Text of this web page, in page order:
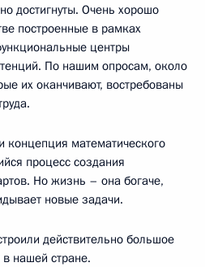
достигнуты. Очень хорошо
построенные в рамках
центры
По нашим опросам, около
их оканчивают, востребованы
концепция математического
процесс создания
Но жизнь – она богаче,
новые задачи.
действительно большое
в нашей стране.